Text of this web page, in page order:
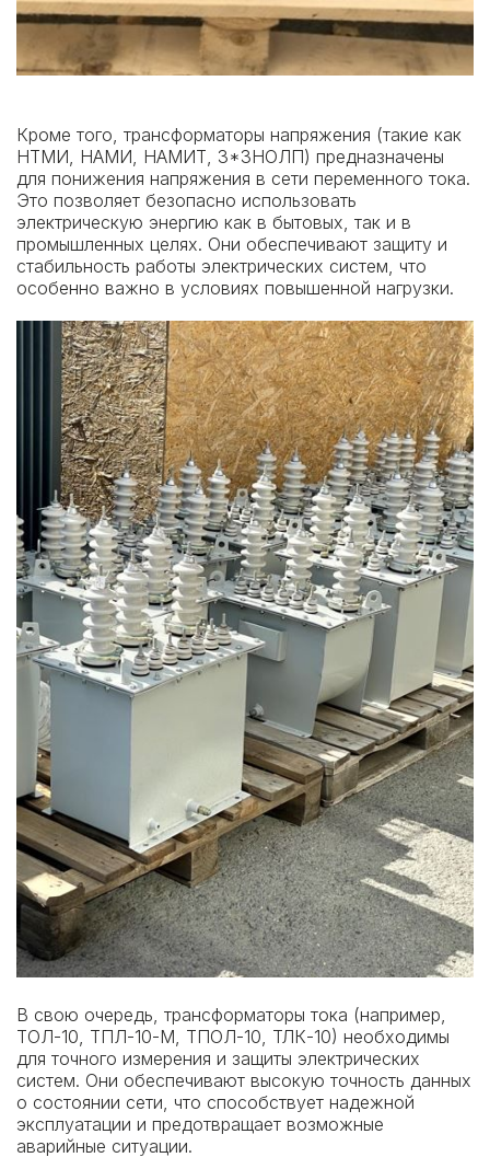
Кроме того, трансформаторы напряжения (такие как
НТМИ, НАМИ, НАМИТ, 3*ЗНОЛП) предназначены
для понижения напряжения в сети переменного тока.
Это позволяет безопасно использовать
электрическую энергию как в бытовых, так и в
промышленных целях. Они обеспечивают защиту и
стабильность работы электрических систем, что
особенно важно в условиях повышенной нагрузки.
В свою очередь, трансформаторы тока (например,
ТОЛ-10, ТПЛ-10-М, ТПОЛ-10, ТЛК-10) необходимы
для точного измерения и защиты электрических
систем. Они обеспечивают высокую точность данных
о состоянии сети, что способствует надежной
эксплуатации и предотвращает возможные
аварийные ситуации.